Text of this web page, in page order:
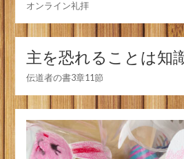
オンライン礼拝
主を恐れることは知
伝道者の書3章11節